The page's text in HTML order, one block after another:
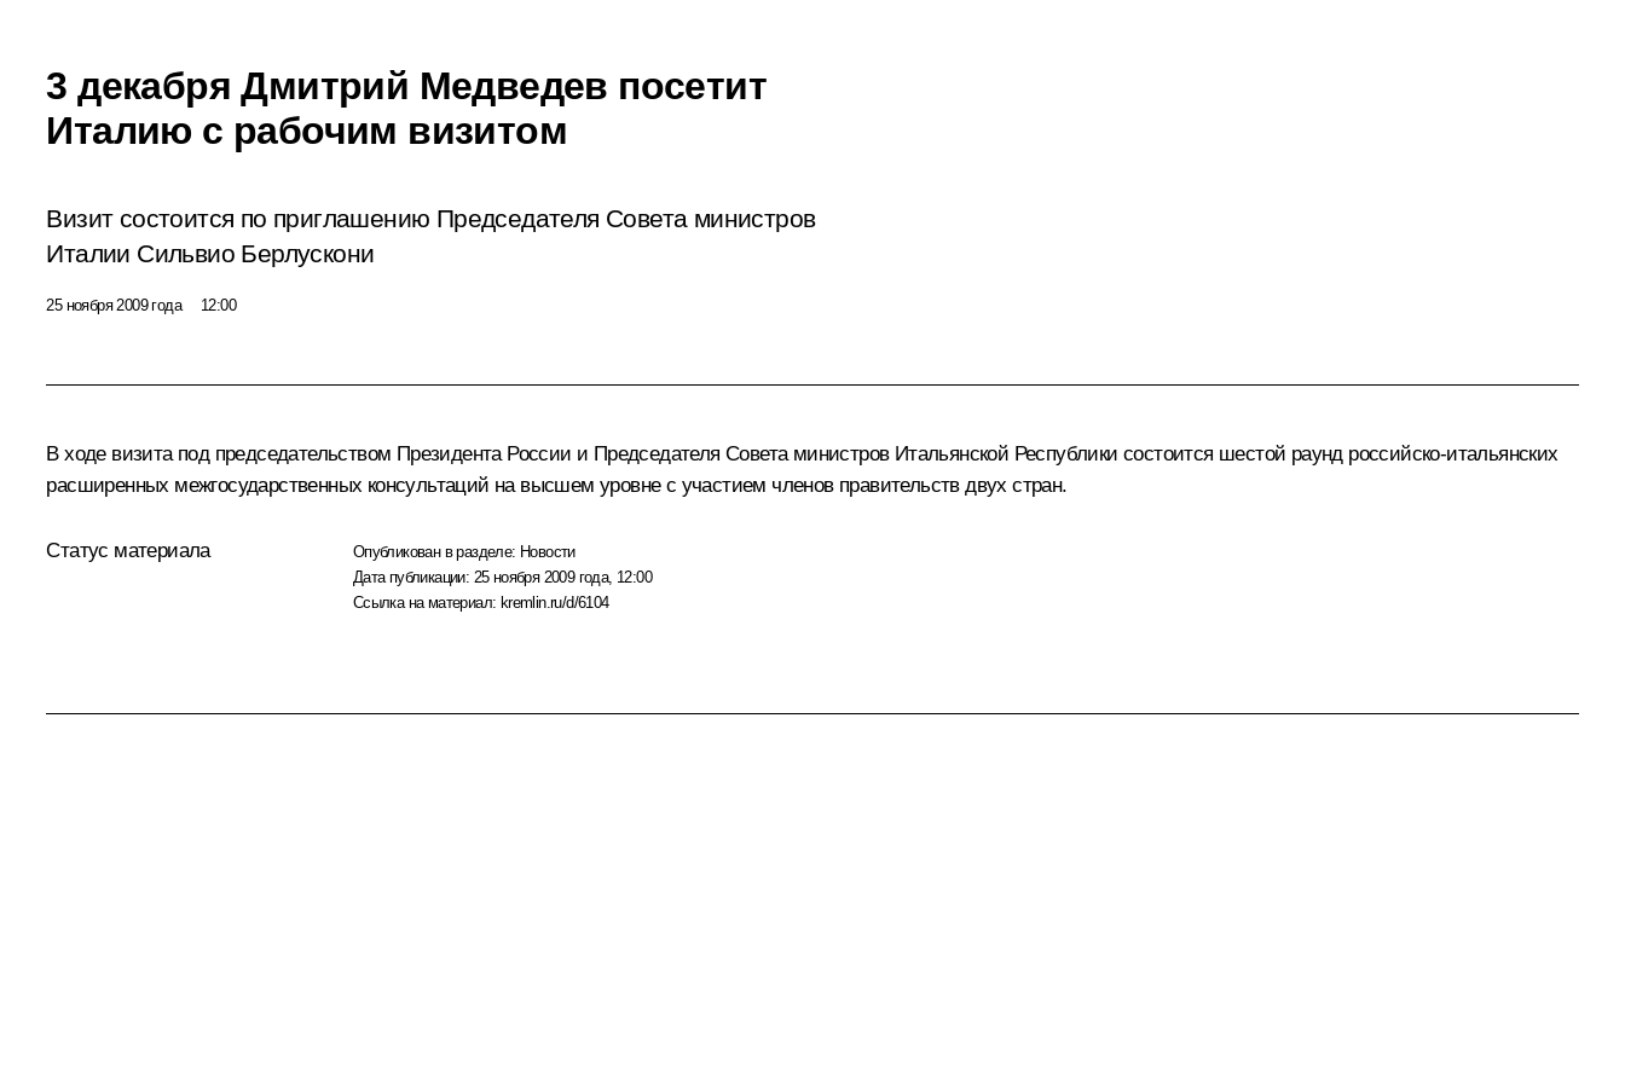
3 декабря Дмитрий Медведев посетит
Италию с рабочим визитом
Визит состоится по приглашению Председателя Совета министров
Италии Сильвио Берлускони
25 ноября 2009 года 12:00
В ходе визита под председательством Президента России и Председателя Совета министров Итальянской Республики состоится шестой раунд российско-итальянских
расширенных межгосударственных консультаций на высшем уровне с участием членов правительств двух стран.
Статус материала Опубликован в разделе: Новости
Дата публикации: 25 ноября 2009 года, 12:00
Ссылка на материал: kremlin.ru/d/6104